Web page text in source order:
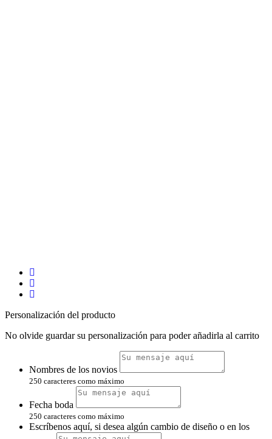
Personalización del producto
No olvide guardar su personalización para poder añadirla al carrito
Nombres de los novios
250 caracteres como máximo
Fecha boda
250 caracteres como máximo
Escríbenos aquí, si desea algún cambio de diseño o en los